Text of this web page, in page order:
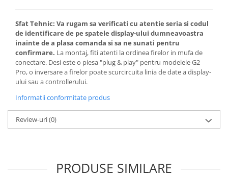
Sfat Tehnic: Va rugam sa verificati cu atentie seria si codul
de identificare de pe spatele display-ului dumneavoastra
inainte de a plasa comanda si sa ne sunati pentru
confirmare. La montaj, fiti atenti la ordinea firelor in mufa de
conectare. Desi este o piesa "plug & play" pentru modelele G2
Pro, o inversare a firelor poate scurcircuita linia de date a display-
ului sau a controllerului.
Informatii conformitate produs
Review-uri(0)
PRODUSE SIMILARE